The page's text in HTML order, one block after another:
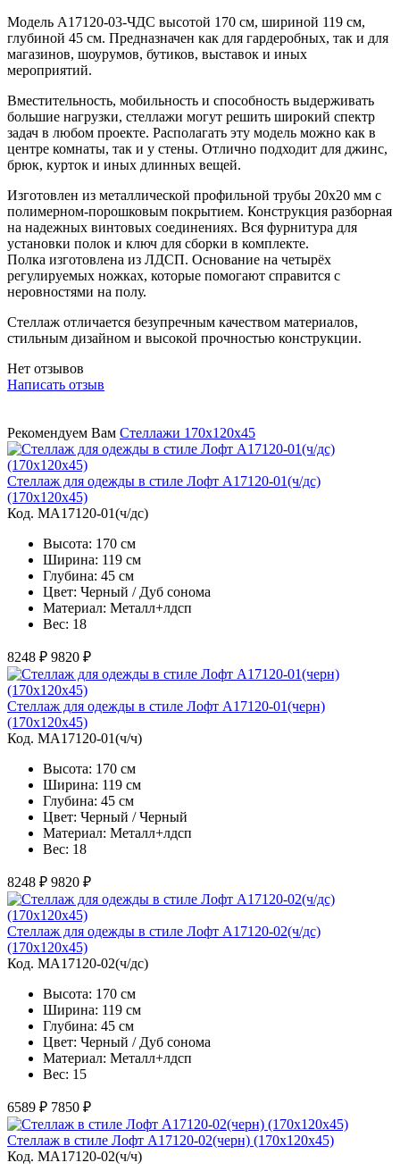
Модель A17120-03-ЧДС высотой 170 см, шириной 119 см,
глубиной 45 см. Предназначен как для гардеробных, так и для
магазинов, шоурумов, бутиков, выставок и иных
мероприятий.
Вместительность, мобильность и способность выдерживать
большие нагрузки, стеллажи могут решить широкий спектр
задач в любом проекте. Располагать эту модель можно как в
центре комнаты, так и у стены. Отлично подходит для джинс,
брюк, курток и иных длинных вещей.
Изготовлен из металлической профильной трубы 20х20 мм с
полимерном-порошковым покрытием. Конструкция разборная
на надежных винтовых соединениях. Вся фурнитура для
установки полок и ключ для сборки в комплекте.
Полка изготовлена из ЛДСП. Основание на четырёх
регулируемых ножках, которые помогают справится с
неровностями на полу.
Стеллаж отличается безупречным качеством материалов,
стильным дизайном и высокой прочностью конструкции.
Нет отзывов
Написать отзыв
Рекомендуем Вам Стеллажи 170х120х45
Стеллаж для одежды в стиле Лофт A17120-01(ч/дс)
(170х120х45)
Код. MA17120-01(ч/дс)
Высота: 170 см
Ширина: 119 см
Глубина: 45 см
Цвет: Черный / Дуб сонома
Материал: Металл+лдсп
Вес: 18
8248 ₽ 9820 ₽
Стеллаж для одежды в стиле Лофт A17120-01(черн)
(170х120х45)
Код. MA17120-01(ч/ч)
Высота: 170 см
Ширина: 119 см
Глубина: 45 см
Цвет: Черный / Черный
Материал: Металл+лдсп
Вес: 18
8248 ₽ 9820 ₽
Стеллаж для одежды в стиле Лофт A17120-02(ч/дс)
(170х120х45)
Код. MA17120-02(ч/дс)
Высота: 170 см
Ширина: 119 см
Глубина: 45 см
Цвет: Черный / Дуб сонома
Материал: Металл+лдсп
Вес: 15
6589 ₽ 7850 ₽
Стеллаж в стиле Лофт A17120-02(черн) (170х120х45)
Код. MA17120-02(ч/ч)